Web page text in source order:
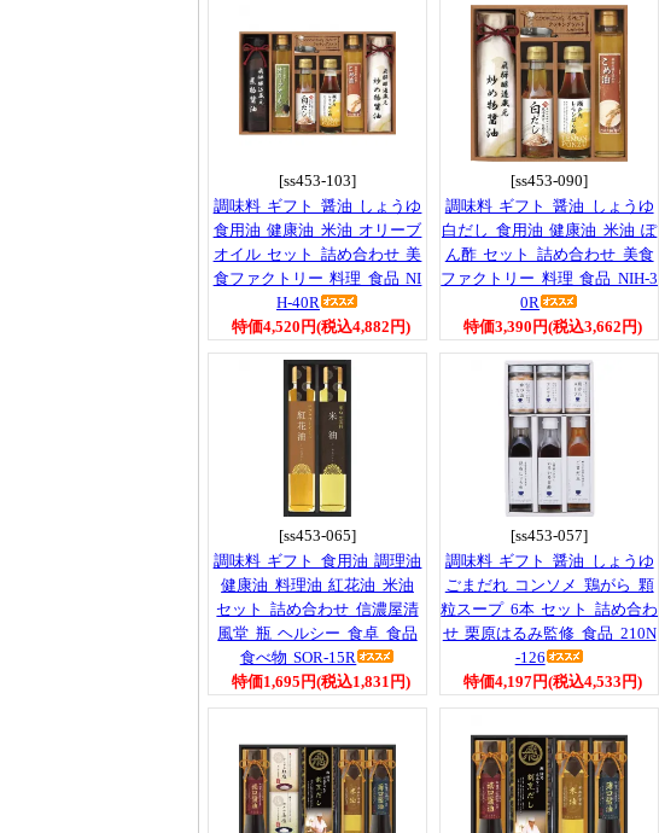
[ss453-103]
調味料 ギフト 醤油 しょうゆ
食用油 健康油 米油 オリーブ
オイル セット 詰め合わせ 美
食ファクトリー 料理 食品 NI
H-40R
特価4,520円(税込4,882円)
[ss453-090]
調味料 ギフト 醤油 しょうゆ
白だし 食用油 健康油 米油 ぽ
ん酢 セット 詰め合わせ 美食
ファクトリー 料理 食品 NIH-3
0R
特価3,390円(税込3,662円)
[ss453-065]
調味料 ギフト 食用油 調理油
健康油 料理油 紅花油 米油
セット 詰め合わせ 信濃屋清
風堂 瓶 ヘルシー 食卓 食品
食べ物 SOR-15R
特価1,695円(税込1,831円)
[ss453-057]
調味料 ギフト 醤油 しょうゆ
ごまだれ コンソメ 鶏がら 顆
粒スープ 6本 セット 詰め合わ
せ 栗原はるみ監修 食品 210N
-126
特価4,197円(税込4,533円)